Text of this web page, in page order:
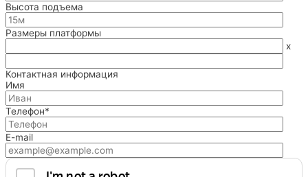
Высота подъема
Размеры платформы
x
Контактная информация
Имя
Телефон*
E-mail